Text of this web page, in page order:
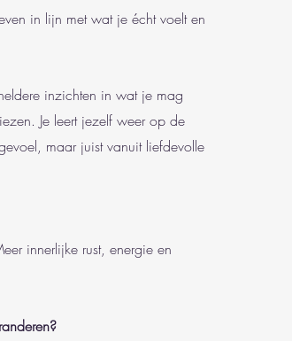
in lijn met wat je écht voelt en
inzichten in wat je mag
Je leert jezelf weer op de
maar juist vanuit liefdevolle
innerlijke rust, energie en